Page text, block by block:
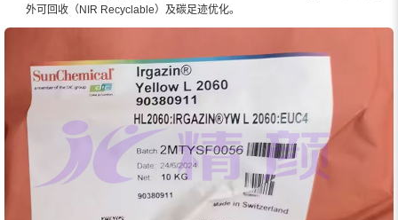
外可回收（NIR Recyclable）及碳足迹优化。